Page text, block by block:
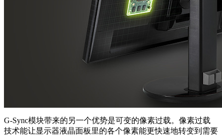
G-Sync模块带来的另一个优势是可变的像素过载。像素过载
技术能让显示器液晶面板里的各个像素能更快速地转变到需要